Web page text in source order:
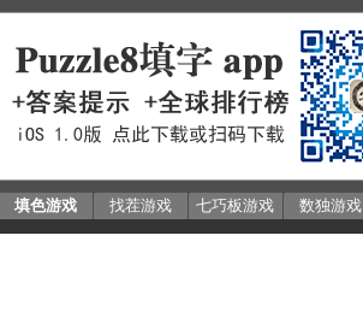
填色游戏 找茬游戏 七巧板游戏 数独游戏